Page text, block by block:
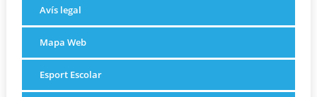
Avís legal
Mapa Web
Esport Escolar